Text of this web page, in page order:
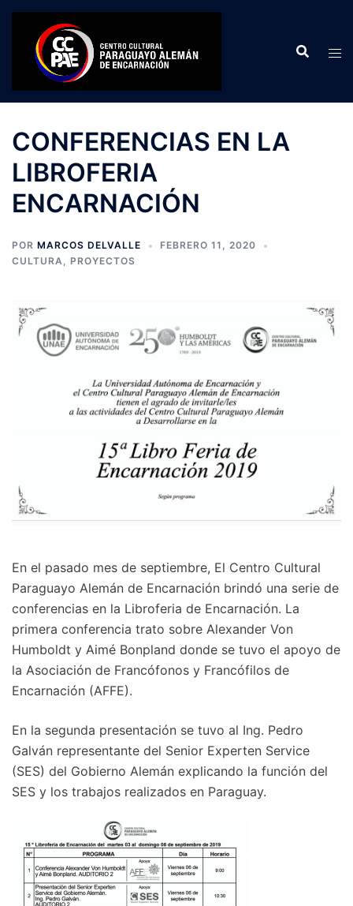
Saltar
contenido
CONFERENCIAS EN LA
LIBROFERIA
ENCARNACIÓN
POR MARCOS DELVALLE
FEBRERO 11, 2020
CULTURA, PROYECTOS
En el pasado mes de septiembre, El Centro Cultural
Paraguayo Alemán de Encarnación brindó una serie de
conferencias en la Libroferia de Encarnación. La
primera conferencia trato sobre Alexander Von
Humboldt y Aimé Bonpland donde se tuvo el apoyo de
la Asociación de Francófonos y Francófilos de
Encarnación (AFFE).
En la segunda presentación se tuvo al Ing. Pedro
Galván representante del Senior Experten Service
(SES) del Gobierno Alemán explicando la función del
SES y los trabajos realizados en Paraguay.